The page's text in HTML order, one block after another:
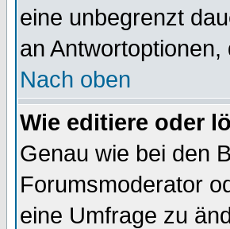
eine unbegrenzt
an
Nach oben
Wie editiere oder
Genau wie bei den
Forumsmoderator
eine Umfrage zu